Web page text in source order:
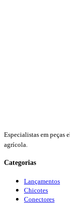
Especialistas em peças
agrícola.
Categorias
Lançamentos
Chicotes
Conectores